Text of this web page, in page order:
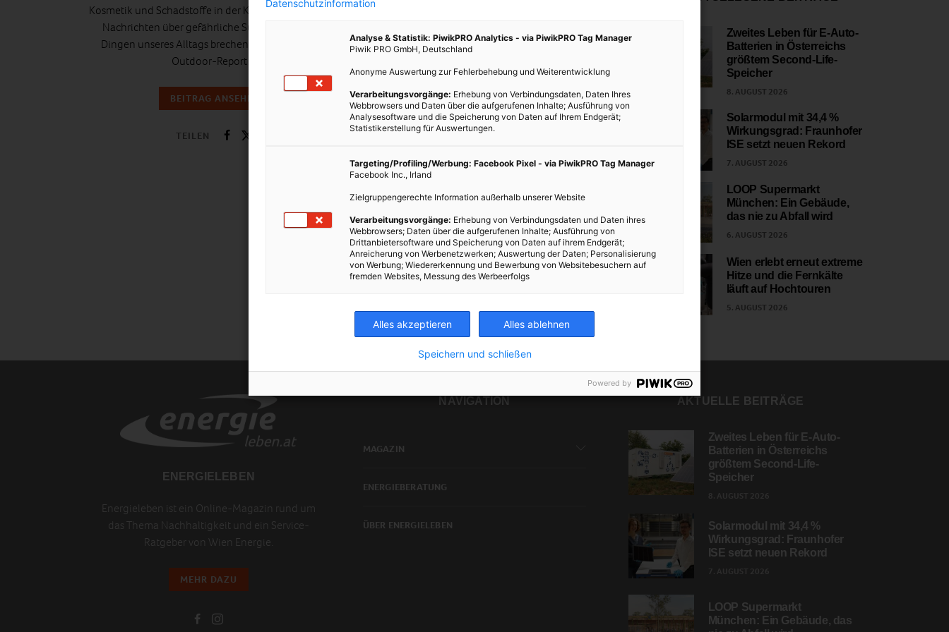
Kosmetik und Schadstoffe in der Kinderkleidung – Die
Nachrichten über gefährliche Substanzen in den
Dingen unseres Alltags brechen nicht ab. Und der
Outdoor-Report…
BEITRAG ANSEHEN
TEILEN
Zweites Leben für E-Auto-
Batterien in Österreichs
größtem Second-Life-
Speicher
8. AUGUST 2026
Solarmodul mit 34,4 %
Wirkungsgrad: Fraunhofer
ISE setzt neuen Rekord
7. AUGUST 2026
LOOP Supermarkt
München: Ein Gebäude,
das nie zu Abfall wird
6. AUGUST 2026
Wien erlebt erneut extreme
Hitze und die Fernkälte
läuft auf Hochtouren
5. AUGUST 2026
ENERGIELEBEN
Energieleben ist ein Online-Magazin rund um
das Thema Nachhaltigkeit und ein Service-
Ratgeber von Wien Energie.
MEHR DAZU
NAVIGATION
MAGAZIN
ENERGIEBERATUNG
ÜBER ENERGIELEBEN
AKTUELLE BEITRÄGE
Zweites Leben für E-Auto-
Batterien in Österreichs
größtem Second-Life-
Speicher
Solarmodul mit 34,4 %
Wirkungsgrad: Fraunhofer
ISE setzt neuen Rekord
LOOP Supermarkt
München: Ein Gebäude, das
Datenschutzinformation
Analyse & Statistik: PiwikPRO Analytics - via PiwikPRO Tag Manager
Piwik PRO GmbH, Deutschland
Anonyme Auswertung zur Fehlerbehebung und Weiterentwicklung
Verarbeitungsvorgänge: Erhebung von Verbindungsdaten, Daten Ihres
Webbrowsers und Daten über die aufgerufenen Inhalte; Ausführung von
Analysesoftware und die Speicherung von Daten auf Ihrem Endgerät;
Statistikerstellung für Auswertungen.
Targeting/Profiling/Werbung: Facebook Pixel - via PiwikPRO Tag Manager
Facebook Inc., Irland
Zielgruppengerechte Information außerhalb unserer Website
Verarbeitungsvorgänge: Erhebung von Verbindungsdaten und Daten ihres
Webbrowsers; Daten über die aufgerufenen Inhalte; Ausführung von
Drittanbietersoftware und Speicherung von Daten auf ihrem Endgerät;
Anreicherung von Werbenetzwerken; Auswertung der Daten; Personalisierung
von Werbung; Wiedererkennung und Bewerbung von Websitebesuchern auf
fremden Websites, Messung des Werbeerfolgs
Alles akzeptieren Alles ablehnen
Speichern und schließen
Powered by